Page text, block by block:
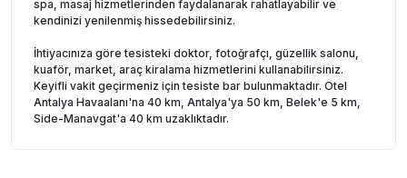
spa, masaj hizmetlerinden faydalanarak rahatlayabilir ve
kendinizi yenilenmiş hissedebilirsiniz.
İhtiyacınıza göre tesisteki doktor, fotoğrafçı, güzellik salonu,
kuaför, market, araç kiralama hizmetlerini kullanabilirsiniz.
Keyifli vakit geçirmeniz için tesiste bar bulunmaktadır. Otel
Antalya Havaalanı'na 40 km, Antalya'ya 50 km, Belek'e 5 km,
Side-Manavgat'a 40 km uzaklıktadır.